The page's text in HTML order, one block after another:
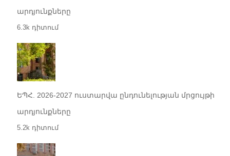
արդյունքները
6.3k դիտում
ԵՊՀ. 2026-2027 ուստարվա ընդունելության մրցույթի
արդյունքները
5.2k դիտում